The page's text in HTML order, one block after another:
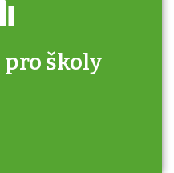
školy
ke zkoušce a kde